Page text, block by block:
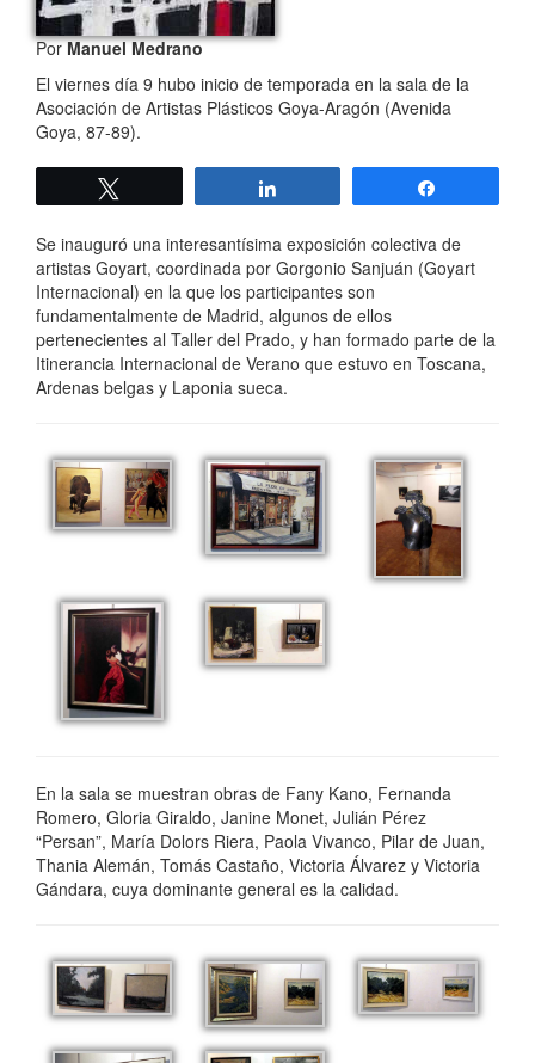
PorManuel Medrano
El viernes día 9 hubo inicio de temporada en la sala de la
Asociación de Artistas Plásticos Goya-Aragón (Avenida
Goya, 87-89).
Se inauguró una interesantísima exposición colectiva de
artistas Goyart, coordinada por Gorgonio Sanjuán (Goyart
Internacional) en la que los participantes son
fundamentalmente de Madrid, algunos de ellos
pertenecientes al Taller del Prado, y han formado parte de la
Itinerancia Internacional de Verano que estuvo en Toscana,
Ardenas belgas y Laponia sueca.
En la sala se muestran obras de Fany Kano, Fernanda
Romero, Gloria Giraldo, Janine Monet, Julián Pérez
“Persan”, María Dolors Riera, Paola Vivanco, Pilar de Juan,
Thania Alemán, Tomás Castaño, Victoria Álvarez y Victoria
Gándara, cuya dominante general es la calidad.